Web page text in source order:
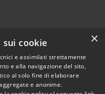
Copyright © 2026 • Comune di
×
cookie
e assimilati strettamente
e alla navigazione del sito,
al solo fine di elaborare
e anonime.